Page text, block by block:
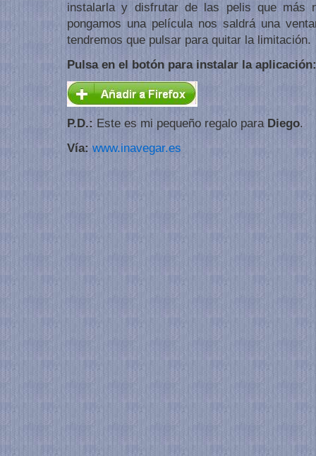
instalarla y disfrutar de las pelis que más
pongamos una película nos saldrá una
tendremos que pulsar para quitar la limitación.
Pulsa en el botón para instalar la aplicación:
P.D.: Este es mi pequeño regalo para Diego.
Vía: www.inavegar.es